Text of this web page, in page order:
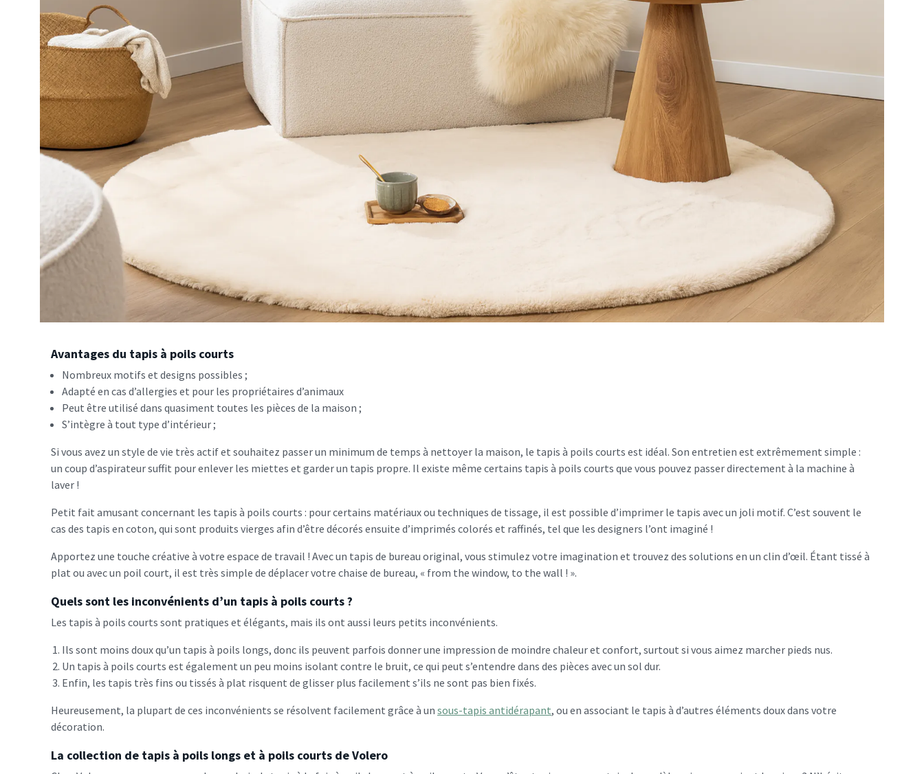
Avantages du tapis à poils courts
Nombreux motifs et designs possibles ;
Adapté en cas d’allergies et pour les propriétaires d’animaux
Peut être utilisé dans quasiment toutes les pièces de la maison ;
S’intègre à tout type d’intérieur ;
Si vous avez un style de vie très actif et souhaitez passer un minimum de temps à nettoyer la maison, le tapis à poils courts est idéal. Son entretien est extrêmement simple :
un coup d’aspirateur suffit pour enlever les miettes et garder un tapis propre. Il existe même certains tapis à poils courts que vous pouvez passer directement à la machine à
laver !
Petit fait amusant concernant les tapis à poils courts : pour certains matériaux ou techniques de tissage, il est possible d’imprimer le tapis avec un joli motif. C’est souvent le
cas des tapis en coton, qui sont produits vierges afin d’être décorés ensuite d’imprimés colorés et raffinés, tel que les designers l’ont imaginé !
Apportez une touche créative à votre espace de travail ! Avec un tapis de bureau original, vous stimulez votre imagination et trouvez des solutions en un clin d’œil. Étant tissé à
plat ou avec un poil court, il est très simple de déplacer votre chaise de bureau, « from the window, to the wall ! ».
Quels sont les inconvénients d’un tapis à poils courts ?
Les tapis à poils courts sont pratiques et élégants, mais ils ont aussi leurs petits inconvénients.
Ils sont moins doux qu’un tapis à poils longs, donc ils peuvent parfois donner une impression de moindre chaleur et confort, surtout si vous aimez marcher pieds nus.
Un tapis à poils courts est également un peu moins isolant contre le bruit, ce qui peut s’entendre dans des pièces avec un sol dur.
Enfin, les tapis très fins ou tissés à plat risquent de glisser plus facilement s’ils ne sont pas bien fixés.
Heureusement, la plupart de ces inconvénients se résolvent facilement grâce à un sous-tapis antidérapant, ou en associant le tapis à d’autres éléments doux dans votre
décoration.
La collection de tapis à poils longs et à poils courts de Volero